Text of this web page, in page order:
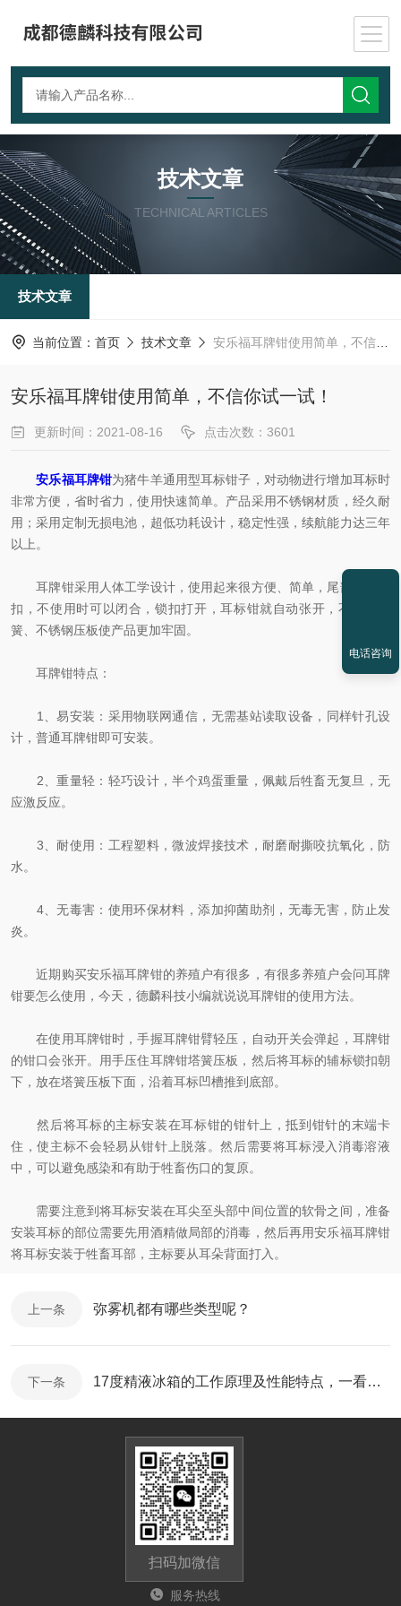
技术文章
TECHNICAL ARTICLES
技术文章
当前位置： 首页 技术文章 安乐福耳牌钳使用简单，不信你试一试！
安乐福耳牌钳使用简单，不信你试一试！
更新时间：2021-08-16 点击次数：3601
安乐福耳牌钳为猪牛羊通用型耳标钳子，对动物进行增加耳标时
非常方便，省时省力，使用快速简单。产品采用不锈钢材质，经久耐
用；采用定制无损电池，超低功耗设计，稳定性强，续航能力达三年
以上。
耳牌钳采用人体工学设计，使用起来很方便、简单，尾部配备锁
扣，不使用时可以闭合，锁扣打开，耳标钳就自动张开，不锈钢弹
簧、不锈钢压板使产品更加牢固。
耳牌钳特点：
1、易安装：采用物联网通信，无需基站读取设备，同样针孔设
计，普通耳牌钳即可安装。
2、重量轻：轻巧设计，半个鸡蛋重量，佩戴后牲畜无复旦，无
应激反应。
3、耐使用：工程塑料，微波焊接技术，耐磨耐撕咬抗氧化，防
水。
4、无毒害：使用环保材料，添加抑菌助剂，无毒无害，防止发
炎。
近期购买安乐福耳牌钳的养殖户有很多，有很多养殖户会问耳牌
钳要怎么使用，今天，德麟科技小编就说说耳牌钳的使用方法。
在使用耳牌钳时，手握耳牌钳臂轻压，自动开关会弹起，耳牌钳
的钳口会张开。用手压住耳牌钳塔簧压板，然后将耳标的辅标锁扣朝
下，放在塔簧压板下面，沿着耳标凹槽推到底部。
然后将耳标的主标安装在耳标钳的钳针上，抵到钳针的末端卡
住，使主标不会轻易从钳针上脱落。然后需要将耳标浸入消毒溶液
中，可以避免感染和有助于牲畜伤口的复原。
需要注意到将耳标安装在耳尖至头部中间位置的软骨之间，准备
安装耳标的部位需要先用酒精做局部的消毒，然后再用安乐福耳牌钳
将耳标安装于牲畜耳部，主标要从耳朵背面打入。
上一条 弥雾机都有哪些类型呢？
下一条 17度精液冰箱的工作原理及性能特点，一看就懂
扫码加微信
服务热线
电话咨询